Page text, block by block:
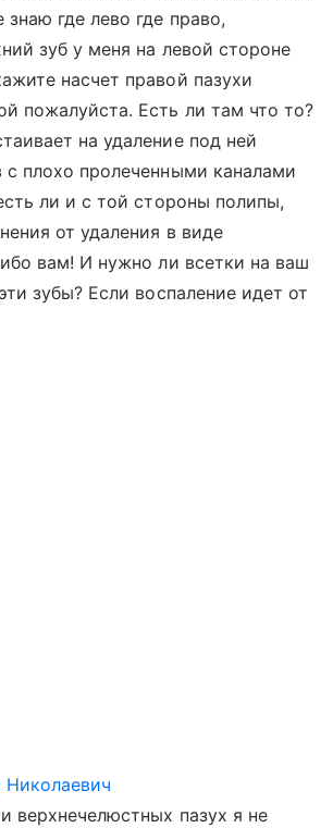
где лево где право,
зуб у меня на левой стороне
насчет правой пазухи
пожалуйста. Есть ли там что то?
на удаление под ней
с плохо пролеченными каналами
ли и с той стороны полипы,
от удаления в виде
вам! И нужно ли всетки на ваш
зубы? Если воспаление идет от
Николаевич
верхнечелюстных пазух я не